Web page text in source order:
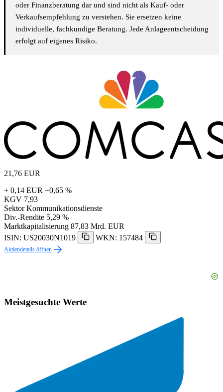
oder Finanzberatung dar und sind nicht als Kauf- oder
Verkaufsempfehlung zu verstehen. Sie ersetzen keine
individuelle, fachkundige Beratung. Jede Anlageentscheidung
erfolgt auf eigenes Risiko.
21,76 EUR
+ 0,14 EUR +0,65 %
KGV 7,93
Sektor Kommunikationsdienste
Div.-Rendite 5,29 %
Marktkapitalisierung 87,83 Mrd. EUR
ISIN: US20030N1019
WKN: 157484
Aktiendetails öffnen
Meistgesuchte Werte